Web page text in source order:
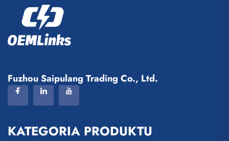
Fuzhou Saipulang Trading Co., Ltd.
KATEGORIA PRODUKTU